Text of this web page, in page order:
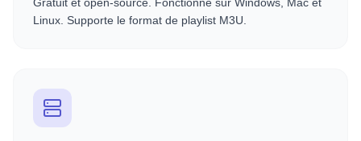
Linux. Supporte le format de playlist M3U.